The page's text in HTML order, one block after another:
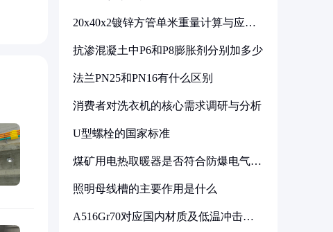
20x40x2镀锌方管单米重量计算与应用
抗渗混凝土中P6和P8膨胀剂分别加多少
法兰PN25和PN16有什么区别
消费者对洗衣机的核心需求调研与分析
U型螺栓的国家标准
煤矿用电热取暖器是否符合防爆电气设
照明母线槽的主要作用是什么
A516Gr70对应国内材质及低温冲击要